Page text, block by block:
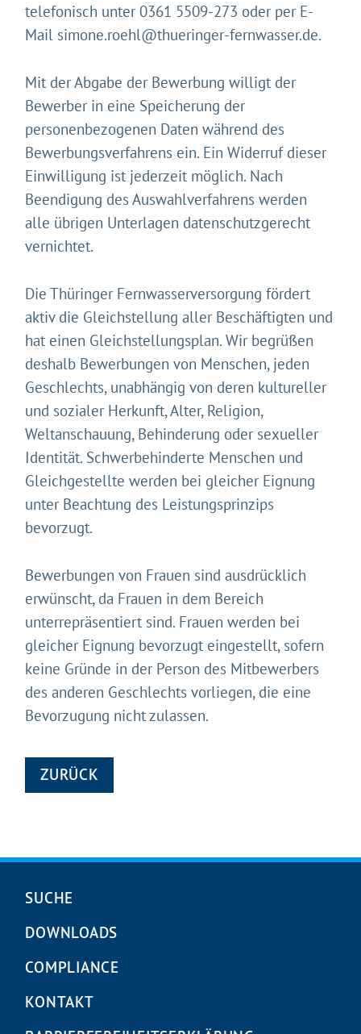
telefonisch unter 0361 5509-273 oder per E-
Mail simone.roehl@thueringer-fernwasser.de.
Mit der Abgabe der Bewerbung willigt der
Bewerber in eine Speicherung der
personenbezogenen Daten während des
Bewerbungsverfahrens ein. Ein Widerruf dieser
Einwilligung ist jederzeit möglich. Nach
Beendigung des Auswahlverfahrens werden
alle übrigen Unterlagen datenschutzgerecht
vernichtet.
Die Thüringer Fernwasserversorgung fördert
aktiv die Gleichstellung aller Beschäftigten und
hat einen Gleichstellungsplan. Wir begrüßen
deshalb Bewerbungen von Menschen, jeden
Geschlechts, unabhängig von deren kultureller
und sozialer Herkunft, Alter, Religion,
Weltanschauung, Behinderung oder sexueller
Identität. Schwerbehinderte Menschen und
Gleichgestellte werden bei gleicher Eignung
unter Beachtung des Leistungsprinzips
bevorzugt.
Bewerbungen von Frauen sind ausdrücklich
erwünscht, da Frauen in dem Bereich
unterrepräsentiert sind. Frauen werden bei
gleicher Eignung bevorzugt eingestellt, sofern
keine Gründe in der Person des Mitbewerbers
des anderen Geschlechts vorliegen, die eine
Bevorzugung nicht zulassen.
ZURÜCK
Navigation
SUCHE
DOWNLOADS
COMPLIANCE
KONTAKT